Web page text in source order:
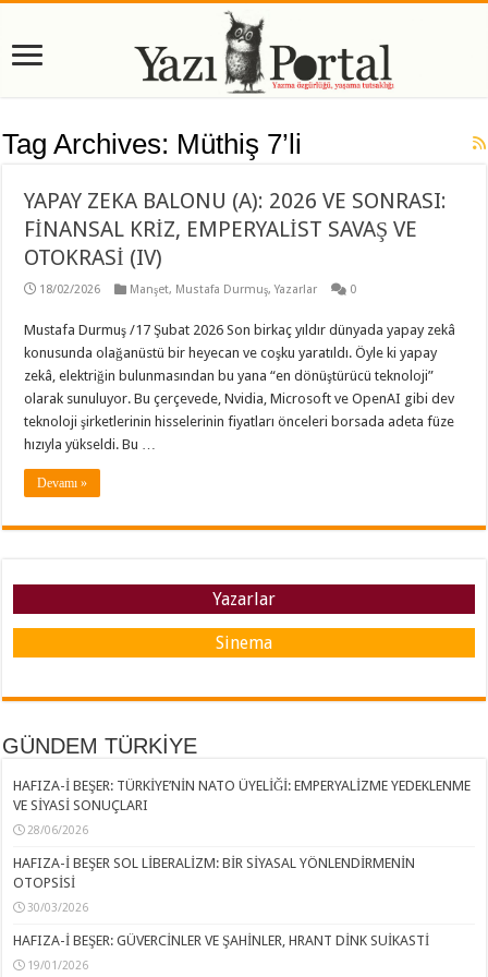
Tag Archives: Müthiş 7’li
YAPAY ZEKA BALONU (A): 2026 VE SONRASI:
FİNANSAL KRİZ, EMPERYALİST SAVAŞ VE
OTOKRASİ (IV)
18/02/2026 Manşet, Mustafa Durmuş,Yazarlar 0
Mustafa Durmuş /17 Şubat 2026 Son birkaç yıldır dünyada yapay zekâ
konusunda olağanüstü bir heyecan ve coşku yaratıldı. Öyle ki yapay
zekâ, elektriğin bulunmasından bu yana “en dönüştürücü teknoloji”
olarak sunuluyor. Bu çerçevede, Nvidia, Microsoft ve OpenAI gibi dev
teknoloji şirketlerinin hisselerinin fiyatları önceleri borsada adeta füze
hızıyla yükseldi. Bu …
Devamı »
Yazarlar
Sinema
GÜNDEM TÜRKİYE
HAFIZA-İ BEŞER: TÜRKİYE’NİN NATO ÜYELİĞİ: EMPERYALİZME YEDEKLENME
VE SİYASİ SONUÇLARI
28/06/2026
HAFIZA-İ BEŞER SOL LİBERALİZM: BİR SİYASAL YÖNLENDİRMENİN
OTOPSİSİ
30/03/2026
HAFIZA-İ BEŞER: GÜVERCİNLER VE ŞAHİNLER, HRANT DİNK SUİKASTİ
19/01/2026